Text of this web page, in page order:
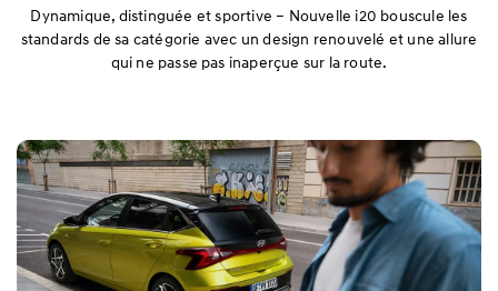
Spécifications
Dynamique, distinguée et sportive – Nouvelle i20 bouscule les
standards de sa catégorie avec un design renouvelé et une allure
qui ne passe pas inaperçue sur la route.